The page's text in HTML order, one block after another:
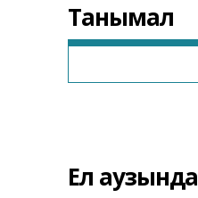
Танымал
Ел аузында